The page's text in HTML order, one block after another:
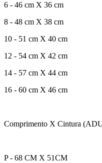
6 - 46 cm X 36 cm
8 - 48 cm X 38 cm
10 - 51 cm X 40 cm
12 - 54 cm X 42 cm
14 - 57 cm X 44 cm
16 - 60 cm X 46 cm
Comprimento X Cintura
P - 68 CM X 51CM